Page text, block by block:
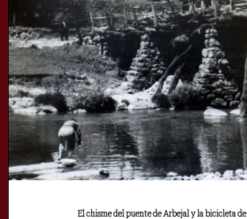
El chisme del puente de Arbejal y la bicicleta